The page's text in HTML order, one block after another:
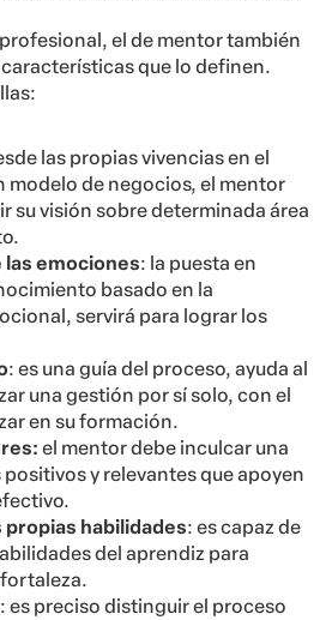
el de mentor también
que lo definen.
las propias vivencias en el
modelo de negocios, el mentor
su visión sobre determinada área
las emociones: la puesta en
basado en la
servirá para lograr los
: es una guía del proceso, ayuda al
una gestión por sí solo, con el
en su formación.
el mentor debe inculcar una
y relevantes que apoyen
propias habilidades: es capaz de
del aprendiz para
: es preciso distinguir el proceso